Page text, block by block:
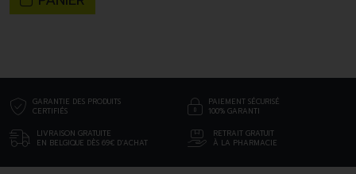
GARANTIE DES PRODUITS
CERTIFIÉS
PAIEMENT SÉCURISÉ
100% GARANTI
LIVRAISON GRATUITE
EN BELGIQUE DÈS 69€ D’ACHAT
RETRAIT GRATUIT
À LA PHARMACIE